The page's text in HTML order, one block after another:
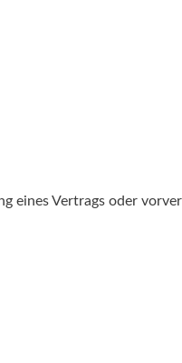
eines Vertrags oder